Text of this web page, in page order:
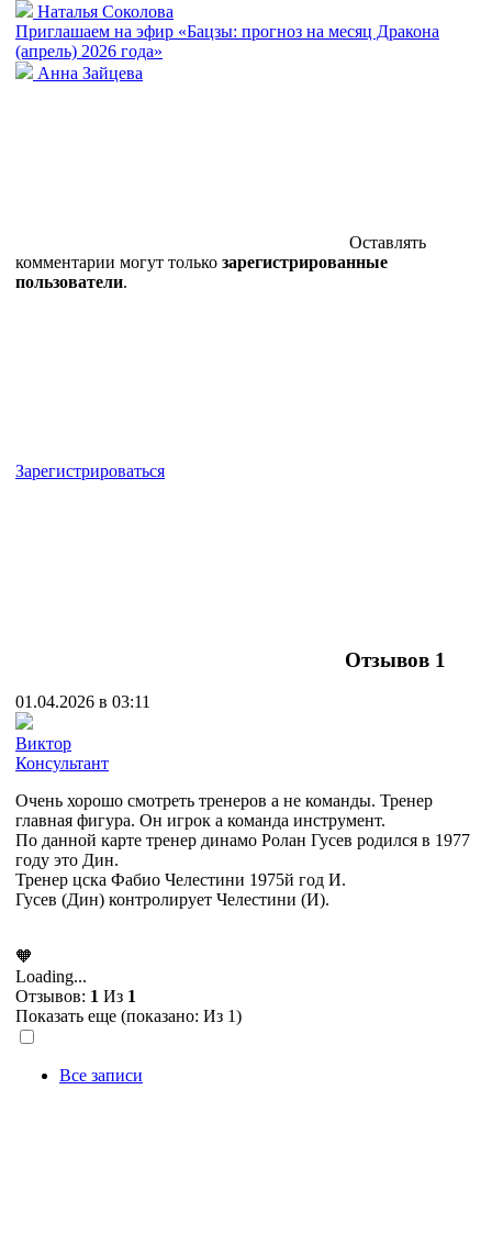
Наталья Соколова
Приглашаем на эфир «Бацзы: прогноз на месяц Дракона
(апрель) 2026 года»
Анна Зайцева
Оставлять
комментарии могут только зарегистрированные
пользователи.
Зарегистрироваться
Отзывов 1
01.04.2026 в 03:11
Виктор
Консультант
Очень хорошо смотреть тренеров а не команды. Тренер
главная фигура. Он игрок а команда инструмент.
По данной карте тренер динамо Ролан Гусев родился в 1977
году это Дин.
Тренер цска Фабио Челестини 1975й год И.
Гусев (Дин) контролирует Челестини (И).
🧡
Loading...
Отзывов: 1 Из 1
Показать еще (показано: Из 1)
Все записи